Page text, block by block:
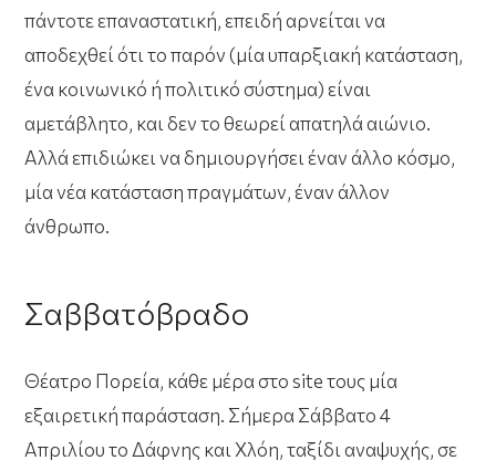
πάντοτε επαναστατική, επειδή αρνείται να
αποδεχθεί ότι το παρόν (μία υπαρξιακή κατάσταση,
ένα κοινωνικό ή πολιτικό σύστημα) είναι
αμετάβλητο, και δεν το θεωρεί απατηλά αιώνιο.
Αλλά επιδιώκει να δημιουργήσει έναν άλλο κόσμο,
μία νέα κατάσταση πραγμάτων, έναν άλλον
άνθρωπο.
Σαββατόβραδο
Θέατρο Πορεία, κάθε μέρα στο site τους μία
εξαιρετική παράσταση. Σήμερα Σάββατο 4
Απριλίου το Δάφνης και Χλόη, ταξίδι αναψυχής, σε